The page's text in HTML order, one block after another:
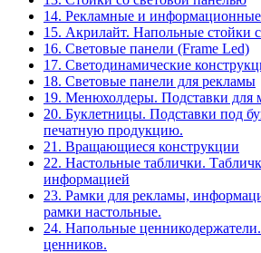
14. Рекламные и информационные
15. Акрилайт. Напольные стойки
16. Световые панели (Frame Led)
17. Светодинамические
18. Световые панели для рекламы
19. Менюхолдеры. Подставки для
20. Буклетницы. Подставки под
печатную продукцию.
21. Вращающиеся конструкции
22. Настольные таблички.
информацией
23. Рамки для рекламы,
рамки настольные.
24. Напольные
ценников.